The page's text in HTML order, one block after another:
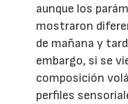
aunque los
mostraron
de mañana y
embargo, si se
composición
perfiles